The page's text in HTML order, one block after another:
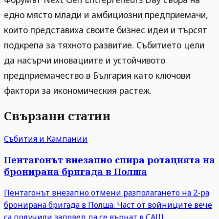
едно място млади и амбициозни предприемачи,
които представиха своите бизнес идеи и търсят
подкрепа за тяхното развитие. Събитието цели
да насърчи иновациите и устойчивото
предприемачество в България като ключови
фактори за икономическия растеж.
Свързани статии
Събития и Кампании
Пентагонът внезапно спира ротацията на
бронирана бригада в Полша
Пентагонът внезапно отмени разполагането на 2-ра
бронирана бригада в Полша. Част от войниците вече